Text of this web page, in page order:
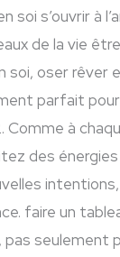
soi s’ouvrir à
de la vie
soi, oser rêver
parfait
à
des
faire un
seulement